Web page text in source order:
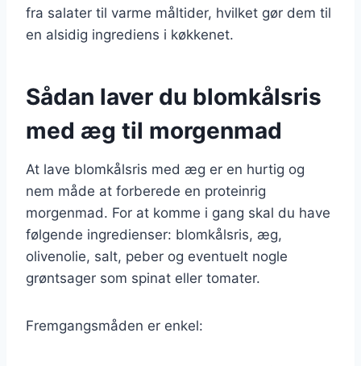
fra salater til varme måltider, hvilket gør dem til
en alsidig ingrediens i køkkenet.
Sådan laver du blomkålsris
med æg til morgenmad
At lave blomkålsris med æg er en hurtig og
nem måde at forberede en proteinrig
morgenmad. For at komme i gang skal du have
følgende ingredienser: blomkålsris, æg,
olivenolie, salt, peber og eventuelt nogle
grøntsager som spinat eller tomater.
Fremgangsmåden er enkel: